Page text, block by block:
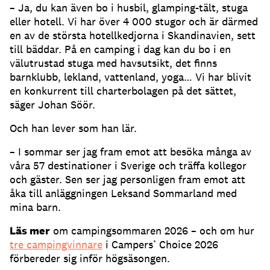
– Ja, du kan även bo i husbil, glamping-tält, stuga
eller hotell. Vi har över 4 000 stugor och är därmed
en av de största hotellkedjorna i Skandinavien, sett
till bäddar. På en camping i dag kan du bo i en
välutrustad stuga med havsutsikt, det finns
barnklubb, lekland, vattenland, yoga… Vi har blivit
en konkurrent till charterbolagen på det sättet,
säger Johan Söör.
Och han lever som han lär.
– I sommar ser jag fram emot att besöka många av
våra 57 destinationer i Sverige och träffa kollegor
och gäster. Sen ser jag personligen fram emot att
åka till anläggningen Leksand Sommarland med
mina barn.
Läs mer om campingsommaren 2026 – och om hur
tre campingvinnare i Campers’ Choice 2026
förbereder sig inför högsäsongen.